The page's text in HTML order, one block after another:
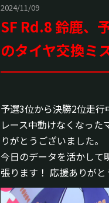
2024/11/09
SF Rd.8 鈴鹿、
のタイヤ交換ミ
予選3位から決勝2位走行
レース中動けなくなっ
りがとうございました。
今日のデータを活かして
張ります！ 応援ありがと